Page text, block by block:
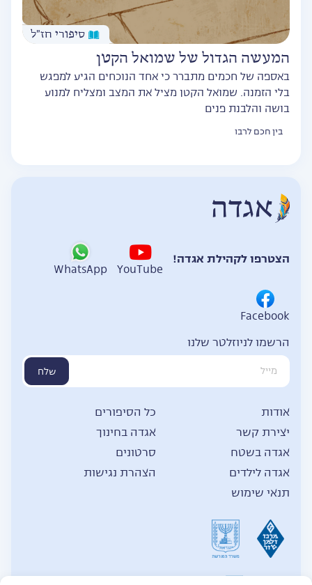
סיפורי חז״ל
המעשה הגדול של שמואל הקטן
באספה של חכמים מתברר כי אחד הנוכחים הגיע למפגש
בלי הזמנה. שמואל הקטן מציל את המצב ומצליח למנוע
בושה והלבנת פנים
בין חכם לרבו
הצטרפו לקהילת אגדה!
YouTube
WhatsApp
Facebook
הרשמו לניוזלטר שלנו
שלח
אודות
כל הסיפורים
יצירת קשר
הצהרת נגישות
אגדה בחינוך
אגדה בשטח
תנאי שימוש
סרטונים
אגדה לילדים